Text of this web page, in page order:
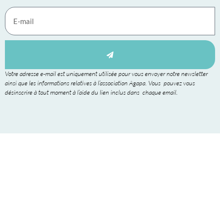
Votre adresse e-mail est uniquement utilisée pour vous envoyer notre newsletter
ainsi que les informations relatives à l’association Agapa. Vous pouvez vous
désinscrire à tout moment à l’aide du lien inclus dans chaque email.